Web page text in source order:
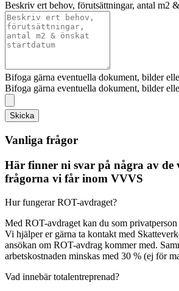
Beskriv ert behov, förutsättningar, antal m2
Bifoga gärna eventuella dokument, bilder
Bifoga gärna eventuella dokument, bilder
Skicka
Vanliga frågor
Här finner ni svar på några av de
frågorna vi får inom VVVS
Hur fungerar ROT-avdraget?
Med ROT-avdraget kan du som
Vi hjälper er gärna ta kontakt med
ansökan om ROT-avdrag kommer med.
arbetskostnaden minskas med 30 % (ej för
Vad innebär totalentreprenad?